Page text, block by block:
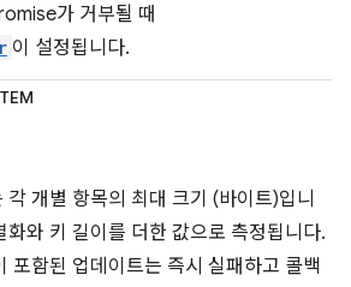
가 거부될 때
이 설정됩니다.
개별 항목의 최대 크기 (바이트)입니
화와 키 길이를 더한 값으로 측정됩니다.
포함된 업데이트는 즉시 실패하고 콜백